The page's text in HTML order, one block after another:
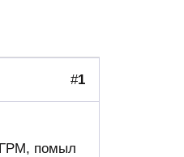
#1
ГРМ, помыл